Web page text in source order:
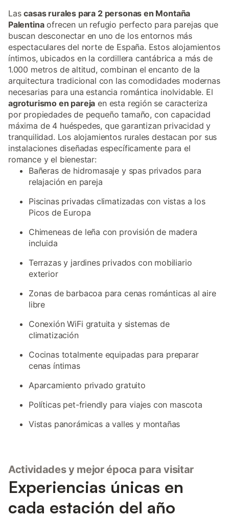
Lascasas rurales para 2 personas en Montaña
Palentinaofrecen un refugio perfecto para parejas que
buscan desconectar en uno de los entornos más
espectaculares del norte de España. Estos alojamientos
íntimos, ubicados en la cordillera cantábrica a más de
1.000 metros de altitud, combinan el encanto de la
arquitectura tradicional con las comodidades modernas
necesarias para una estancia romántica inolvidable. El
agroturismo en pareja en esta región se caracteriza
por propiedades de pequeño tamaño, con capacidad
máxima de 4 huéspedes, que garantizan privacidad y
tranquilidad. Los alojamientos rurales destacan por sus
instalaciones diseñadas específicamente para el
romance y el bienestar:
Bañeras de hidromasaje y spas privados para
relajación en pareja
Piscinas privadas climatizadas con vistas a los
Picos de Europa
Chimeneas de leña con provisión de madera
incluida
Terrazas y jardines privados con mobiliario
exterior
Zonas de barbacoa para cenas románticas al aire
libre
Conexión WiFi gratuita y sistemas de
climatización
Cocinas totalmente equipadas para preparar
cenas íntimas
Aparcamiento privado gratuito
Políticas pet-friendly para viajes con mascota
Vistas panorámicas a valles y montañas
Actividades y mejor época para visitar
Experiencias únicas en
cada estación del año